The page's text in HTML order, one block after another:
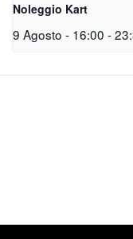
Noleggio Kart
9 Agosto - 16:00 -